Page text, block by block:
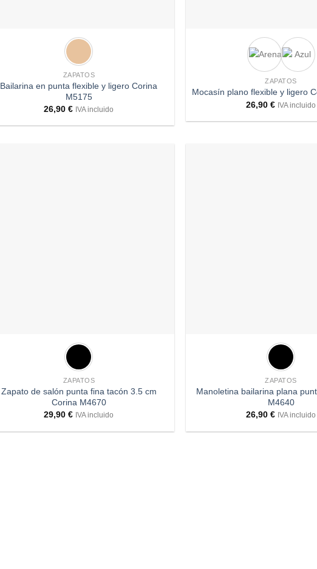
ZAPATOS
Bailarina en punta flexible y ligero Corina
M5175
26,90€ IVA incluido
ZAPATOS
Mocasín plano flexible y ligero
26,90€ IVA incluido
ZAPATOS
Zapato de salón punta fina tacón 3.5 cm
Corina M4670
29,90€ IVA incluido
ZAPATOS
Manoletina bailarina plana
M4640
26,90€ IVA incluido